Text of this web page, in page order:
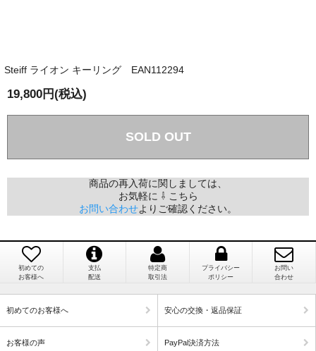
国内で一度検品をしますので、決済確認後、２～４
週間でのお届けとなります。
（稀に、通関手続き等に時間がかかり、納期が遅れる
注文のキャンセルは可能ですか？
お取り寄せ商品となっておりますため、仕入先へ発
注後のキャンセルは受け付けかねます。
ベリサイン株式会社のSSLサーバー証明書を使用して
兵庫県 A・K 様 （女性）
「ベアちゃんの紹介分が丁寧に書かれていたこ
と（いつの作品など）」
埼玉県 K・I 様 （女性）
「購入してから商品到着までメールを何度か頂
新潟県 A・K 様 （女性）
「在庫がほとんど無い中で、数少ない「在庫あ
り」だったこと」
Steiff ライオン キーリング EAN112294
19,800円(税込)
SOLD OUT
商品の再入荷に関しましては、
お気軽に ⇩ こちら
お問い合わせよりご確認ください。
初めての
お客様へ
支払
配送
特定商
取引法
プライバシー
ポリシー
お問い
合わせ
初めてのお客様へ 安心の交換・返品保証
お客様の声 PayPal決済方法